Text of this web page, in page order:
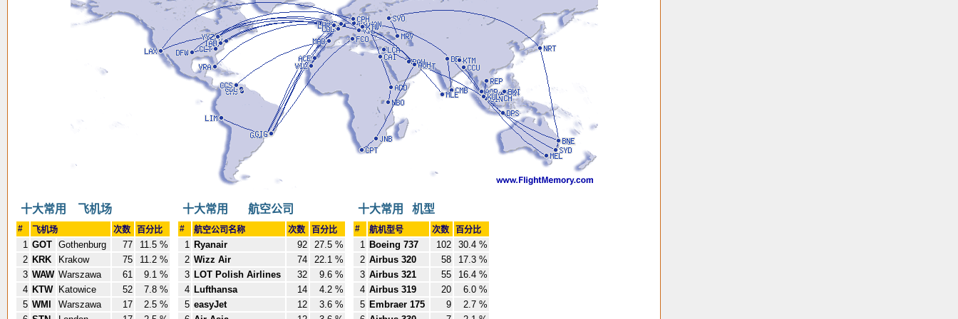
十大常用 飞机场
# 飞机场 次数 百分比
1 GOT Gothenburg 77
11.5 %
2 KRK Krakow 75
11.2 %
3 WAW Warszawa 61
9.1 %
4 KTW Katowice 52
7.8 %
5 WMI Warszawa 17
2.5 %
十大常用 航空公司
# 航空公司名称 次数 百分比
1 Ryanair 92
27.5 %
2 Wizz Air 74
22.1 %
3 LOT Polish Airlines 32
9.6 %
4 Lufthansa 14
4.2 %
5 easyJet 12
3.6 %
十大常用 机型
# 航机型号 次数 百分比
1 Boeing 737 102
30.4 %
2 Airbus 320 58
17.3 %
3 Airbus 321 55
16.4 %
4 Airbus 319 20
6.0 %
5 Embraer 175 9
2.7 %